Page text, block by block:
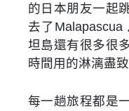
的日本朋友一起
去了
坦島還有很多很
時間用的淋漓盡致
每一趟旅程都是